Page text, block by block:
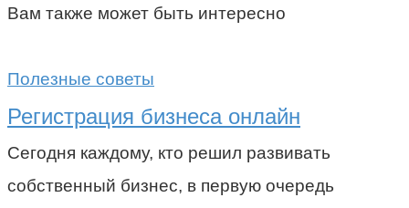
Вам также может быть интересно
Полезные советы
Регистрация бизнеса онлайн
Сегодня каждому, кто решил развивать
собственный бизнес, в первую очередь